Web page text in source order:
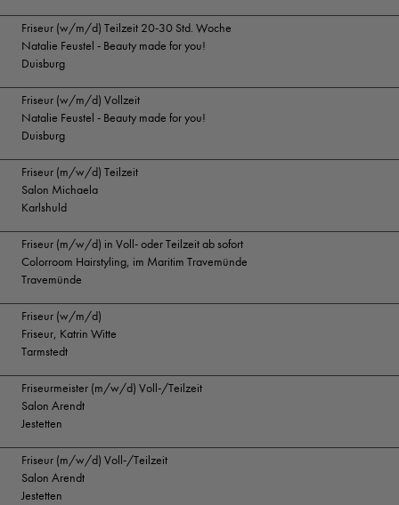
Friseur (w/m/d) Teilzeit 20-30 Std. Woche
Natalie Feustel - Beauty made for you!
Duisburg
Friseur (w/m/d) Vollzeit
Natalie Feustel - Beauty made for you!
Duisburg
Friseur (m/w/d) Teilzeit
Salon Michaela
Karlshuld
Friseur (m/w/d) in Voll- oder Teilzeit ab sofort
Colorroom Hairstyling, im Maritim Travemünde
Travemünde
Friseur (w/m/d)
Friseur, Katrin Witte
Tarmstedt
Friseurmeister (m/w/d) Voll-/Teilzeit
Salon Arendt
Jestetten
Friseur (m/w/d) Voll-/Teilzeit
Salon Arendt
Jestetten